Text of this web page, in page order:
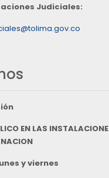
Judiciales:
EN LAS
y viernes